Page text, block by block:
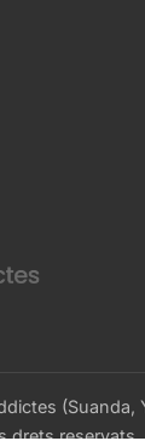
(Suanda,
drets reservats.